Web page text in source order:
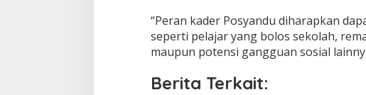
“Peran kader Posyandu diharapkan
seperti pelajar yang bolos sekolah,
maupun potensi gangguan sosial
Berita Terkait: